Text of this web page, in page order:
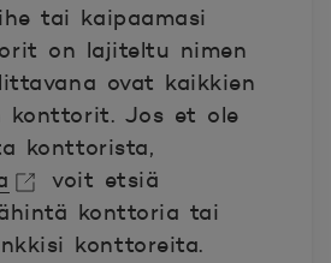
tai kaipaamasi
on lajiteltu nimen
ovat kaikkien
konttorit. Jos et ole
konttorista,
ikkunaan.
voit etsiä
konttoria tai
konttoreita.